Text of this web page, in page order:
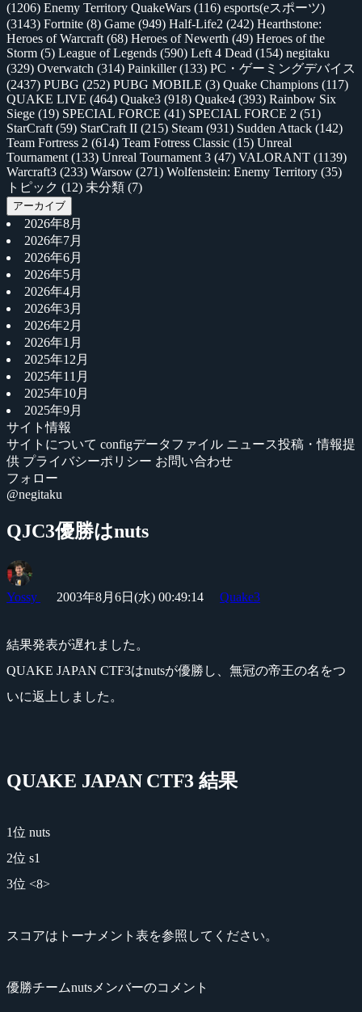
(1206) Enemy Territory QuakeWars (116) esports(eスポーツ)
(3143) Fortnite (8) Game (949) Half-Life2 (242) Hearthstone:
Heroes of Warcraft (68) Heroes of Newerth (49) Heroes of the
Storm (5) League of Legends (590) Left 4 Dead (154) negitaku
(329) Overwatch (314) Painkiller(133) PC・ゲーミングデバイス
(2437) PUBG (252) PUBG MOBILE (3) Quake Champions (117)
QUAKE LIVE (464) Quake3 (918) Quake4 (393) Rainbow Six
Siege (19) SPECIAL FORCE (41) SPECIAL FORCE 2 (51)
StarCraft (59) StarCraft II (215) Steam (931) Sudden Attack (142)
Team Fortress 2 (614) Team Fotress Classic (15) Unreal
Tournament (133) Unreal Tournament 3 (47) VALORANT (1139)
Warcraft3 (233) Warsow (271) Wolfenstein: Enemy Territory (35)
トピック (12) 未分類 (7)
アーカイブ
2026年8月
2026年7月
2026年6月
2026年5月
2026年4月
2026年3月
2026年2月
2026年1月
2025年12月
2025年11月
2025年10月
2025年9月
サイト情報
サイトについて configデータファイル ニュース投稿・情報提
供 プライバシーポリシー お問い合わせ
フォロー
@negitaku
QJC3優勝はnuts
Yossy 2003年8月6日(水) 00:49:14 Quake3
結果発表が遅れました。
QUAKE JAPAN CTF3はnutsが優勝し、無冠の帝王の名をつ
いに返上しました。
QUAKE JAPAN CTF3 結果
1位 nuts
2位 s1
3位 <8>
スコアはトーナメント表を参照してください。
優勝チームnutsメンバーのコメント